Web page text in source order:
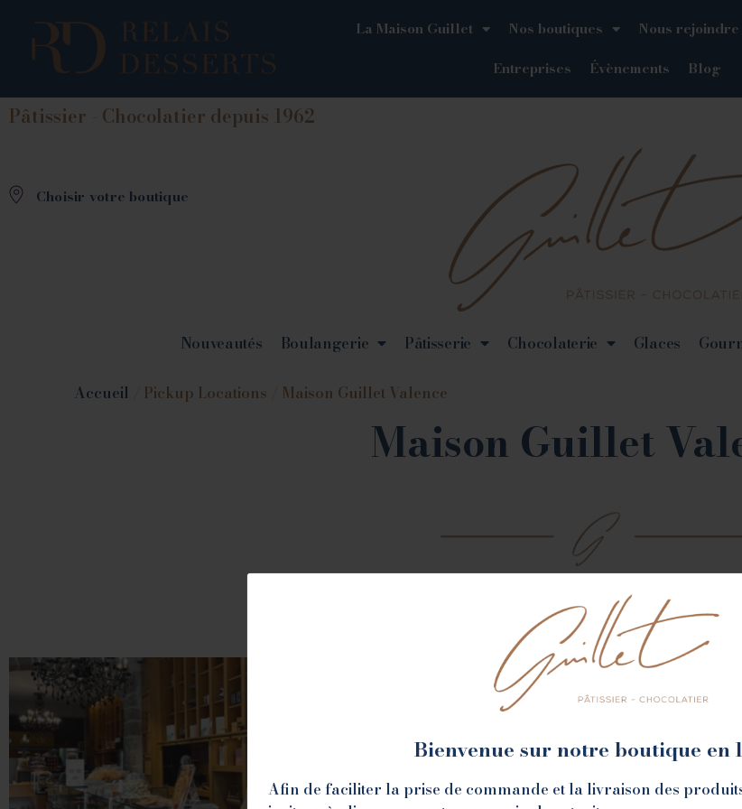
Bienvenue sur notre boutique en
Afin de faciliter la prise de commande et la livraison des
La Maison Guillet Nos boutiques Nous rejoindre
Entreprises
Évènements Blog
Pâtissier - Chocolatier depuis 1962
Choisir votre boutique
Nouveautés Boulangerie Pâtisserie Chocolaterie Glaces
Accueil / Pickup Locations / Maison Guillet Valence
Maison Guillet
NOS BOUTIQUES